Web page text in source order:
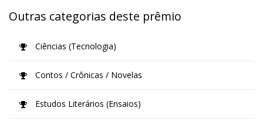
Outras categorias deste prêmio
Ciências (Tecnologia)
Contos / Crônicas / Novelas
Estudos Literários (Ensaios)